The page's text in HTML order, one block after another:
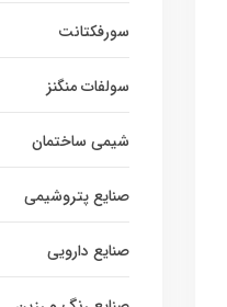
سورفکتانت
سولفات منگنز
شیمی ساختمان
صنایع پتروشیمی
صنایع دارویی